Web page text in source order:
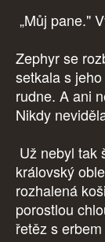
„Můj pane."
Zephyr se
setkala s
rudne. A ani
Nikdy
Už nebyl tak
královský
rozhalená
porostlou
řetěz s